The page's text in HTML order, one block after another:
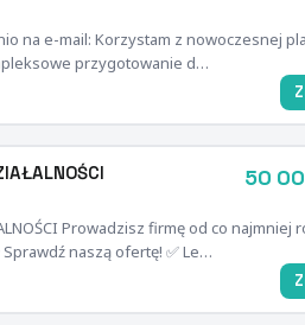
na e-mail: Korzystam z nowoczesnej
przygotowanie d…
50
Prowadzisz firmę od co najmniej
naszą ofertę! ✅ Le…